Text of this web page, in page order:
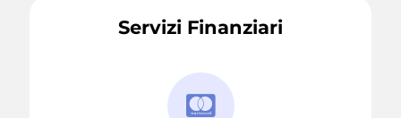
Servizi Finanziari